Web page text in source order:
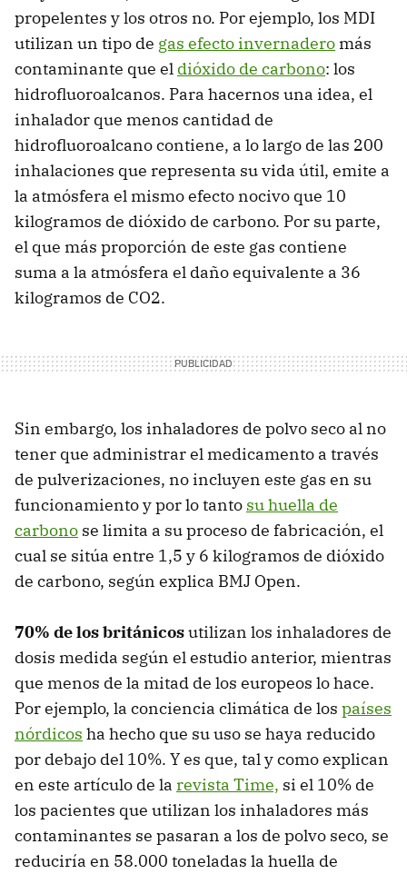
propelentes y los otros no. Por ejemplo, los MDI
utilizan un tipo de gas efecto invernadero más
contaminante que el dióxido de carbono: los
hidrofluoroalcanos. Para hacernos una idea, el
inhalador que menos cantidad de
hidrofluoroalcano contiene, a lo largo de las 200
inhalaciones que representa su vida útil, emite a
la atmósfera el mismo efecto nocivo que 10
kilogramos de dióxido de carbono. Por su parte,
el que más proporción de este gas contiene
suma a la atmósfera el daño equivalente a 36
kilogramos de CO2.
Sin embargo, los inhaladores de polvo seco al no
tener que administrar el medicamento a través
de pulverizaciones, no incluyen este gas en su
funcionamiento y por lo tanto su huella de
carbono se limita a su proceso de fabricación, el
cual se sitúa entre 1,5 y 6 kilogramos de dióxido
de carbono, según explica BMJ Open.
70% de los británicosutilizan los inhaladores de
dosis medida según el estudio anterior, mientras
que menos de la mitad de los europeos lo hace.
Por ejemplo, la conciencia climática de los países
nórdicos ha hecho que su uso se haya reducido
por debajo del 10%. Y es que, tal y como explican
en este artículo de la revista Time, si el 10% de
los pacientes que utilizan los inhaladores más
contaminantes se pasaran a los de polvo seco, se
reduciría en 58.000 toneladas la huella de